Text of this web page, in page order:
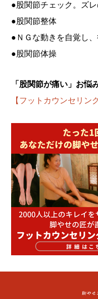
●股関節チェック。ズ
●股関節整体
●ＮＧな動きを自覚し
●股関節体操
「股関節が痛い」お悩
【フットカウンセリング